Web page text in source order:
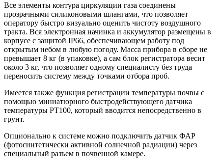
Все элементы контура циркуляции газа соединены
прозрачными силиконовыми шлангами, что позволяет
оператору быстро визуально оценить чистоту воздушного
тракта. Вся электронная начинка и аккумулятор размещены в
корпусе с защитой IP66, обеспечивающем работу под
открытым небом в любую погоду. Масса прибора в сборе не
превышает 8 кг (в упаковке), а сам блок регистратора весит
около 3 кг, что позволяет одному специалисту без труда
переносить систему между точками отбора проб.
Имеется также функция регистрации температуры почвы с
помощью миниатюрного быстродействующего датчика
температуры PT100, который вводится непосредственно в
грунт.
Опционально к системе можно подключить датчик ФАР
(фотосинтетически активной солнечной радиации) через
специальный разъем в почвенной камере.